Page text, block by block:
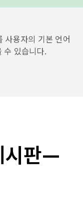
용자의 기본 언어
수 있습니다.
시판—